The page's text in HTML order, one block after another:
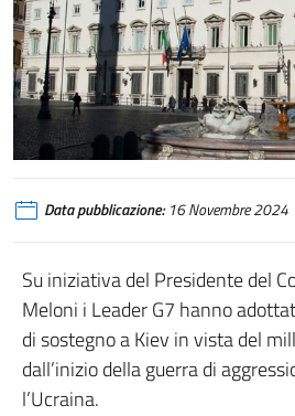
Data pubblicazione:16 Novembre 2024
Su iniziativa del Presidente del
Meloni i Leader G7 hanno
di sostegno a Kiev in vista del
dall’inizio della guerra di
l’Ucraina.